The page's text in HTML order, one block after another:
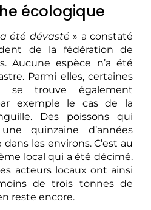
écologique
été dévasté» a constaté
de la fédération de
Aucune espèce n’a été
Parmi elles, certaines
se trouve également
exemple le cas de la
Des poissons qui
quinzaine d’années
les environs. C’est au
local qui a été décimé.
acteurs locaux ont ainsi
de trois tonnes de
reste encore.